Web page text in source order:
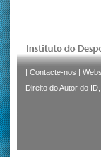
| Contacte-nos |
Direito do Autor do